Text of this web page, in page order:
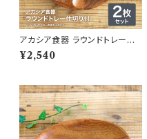
アカシア食器 ラウンドトレー仕
切付 2枚セット
¥2,540